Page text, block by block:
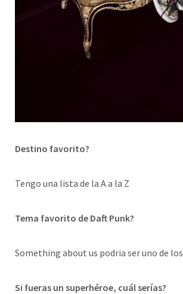
Destino favorito?
Tengo una lista de la A a la Z
Tema favorito de Daft Punk?
Something about us podria ser uno de
Si fueras un superhéroe, cuál serías?